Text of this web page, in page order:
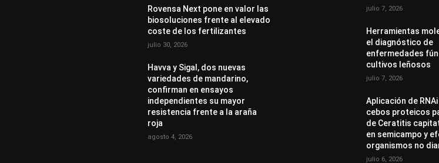
Rovensa Next pone en valor las
biosoluciones frente al elevado
coste de los fertilizantes
julio 30, 2026
Havva y Sigal, dos nuevas
variedades de mandarino,
confirman en ensayos
independientes su mayor
resistencia frente a la araña
roja
agosto 4, 2026
julio 7, 2026
Herramientas
el diagnóstico de
enfermedades
cultivos leñosos
julio 7, 2026
Aplicación de
cebos proteicos
de Ceratitis
en semicampo y
organismos no
julio 6, 2026